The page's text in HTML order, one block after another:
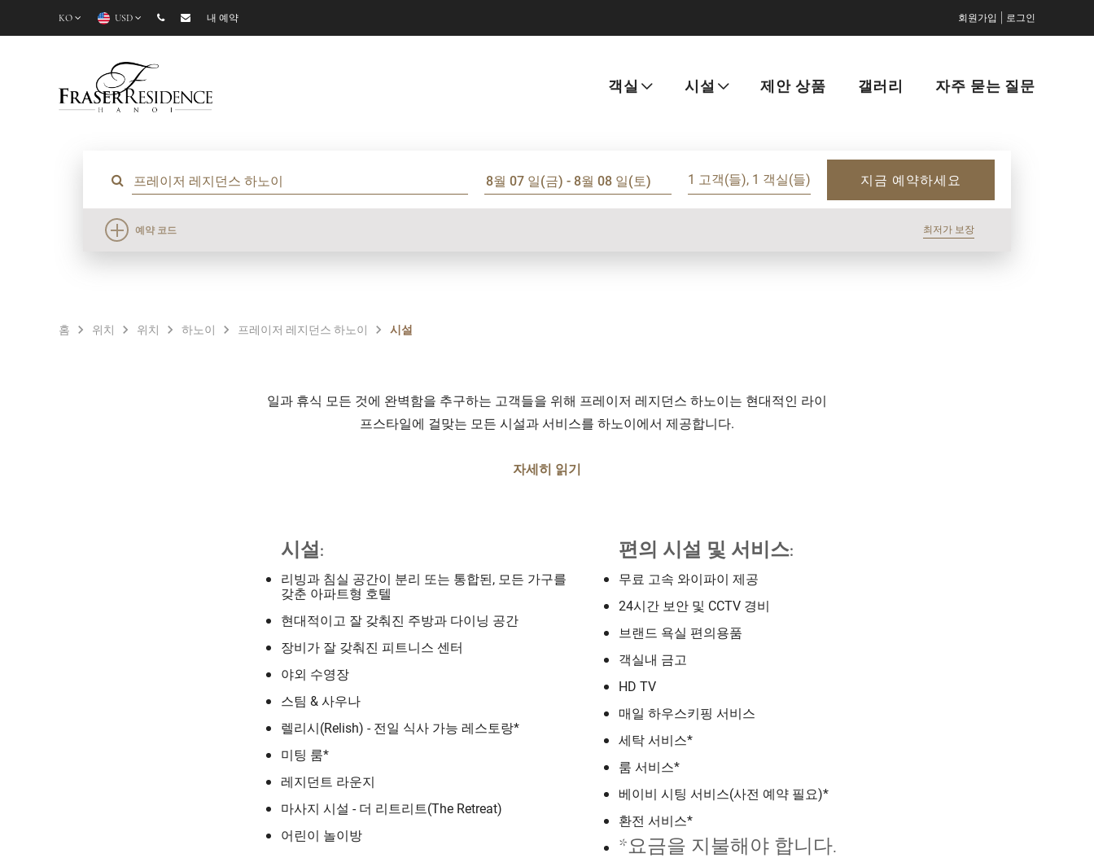
KO USD 내 예약 회원가입 로그인
객실 시설 제안 상품 갤러리 자주 묻는 질문
1 고객(들), 1 객실(들) 지금 예약하세요
예약 코드 최저가 보장
홈 위치 위치 하노이 프레이저 레지던스 하노이 시설
일과 휴식 모든 것에 완벽함을 추구하는 고객들을 위해 프레이저 레지던스 하노이는 현대적인 라이
프스타일에 걸맞는 모든 시설과 서비스를 하노이에서 제공합니다.
자세히 읽기
시설:
리빙과 침실 공간이 분리 또는 통합된, 모든 가구를
갖춘 아파트형 호텔
현대적이고 잘 갖춰진 주방과 다이닝 공간
장비가 잘 갖춰진 피트니스 센터
야외 수영장
스팀 & 사우나
렐리시(Relish) - 전일 식사 가능 레스토랑*
미팅 룸*
레지던트 라운지
마사지 시설 - 더 리트리트(The Retreat)
어린이 놀이방
편의 시설 및 서비스:
무료 고속 와이파이 제공
24시간 보안 및 CCTV 경비
브랜드 욕실 편의용품
객실내 금고
HD TV
매일 하우스키핑 서비스
세탁 서비스*
룸 서비스*
베이비 시팅 서비스(사전 예약 필요)*
환전 서비스*
*요금을 지불해야 합니다.